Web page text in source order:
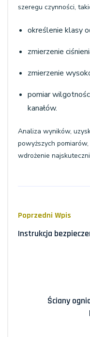
szeregu czynności,
określenie klasy
zmierzenie
zmierzenie
pomiar
kanałów.
Analiza wyników,
powyższych
wdrożenie
Poprzedni Wpis
Instrukcja
Ściany